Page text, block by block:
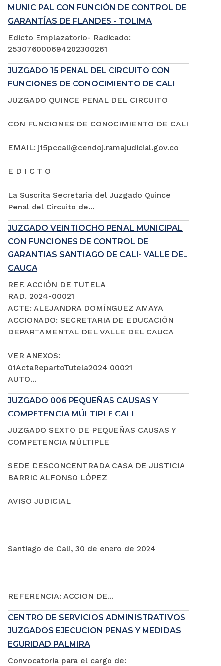
MUNICIPAL CON FUNCIÓN DE CONTROL DE
GARANTÍAS DE FLANDES - TOLIMA
Edicto Emplazatorio- Radicado:
253076000694202300261
JUZGADO 15 PENAL DEL CIRCUITO CON
FUNCIONES DE CONOCIMIENTO DE CALI
JUZGADO QUINCE PENAL DEL CIRCUITO
CON FUNCIONES DE CONOCIMIENTO DE CALI
EMAIL: j15pccali@cendoj.ramajudicial.gov.co
E D I C T O
La Suscrita Secretaria del Juzgado Quince
Penal del Circuito de...
JUZGADO VEINTIOCHO PENAL MUNICIPAL
CON FUNCIONES DE CONTROL DE
GARANTIAS SANTIAGO DE CALI- VALLE DEL
CAUCA
REF. ACCIÓN DE TUTELA
RAD. 2024-00021
ACTE: ALEJANDRA DOMÍNGUEZ AMAYA
ACCIONADO: SECRETARIA DE EDUCACIÓN
DEPARTAMENTAL DEL VALLE DEL CAUCA
VER ANEXOS:
01ActaRepartoTutela2024 00021
AUTO...
JUZGADO 006 PEQUEÑAS CAUSAS Y
COMPETENCIA MÚLTIPLE CALI
JUZGADO SEXTO DE PEQUEÑAS CAUSAS Y
COMPETENCIA MÚLTIPLE
SEDE DESCONCENTRADA CASA DE JUSTICIA
BARRIO ALFONSO LÓPEZ
AVISO JUDICIAL
Santiago de Cali, 30 de enero de 2024
REFERENCIA: ACCION DE...
CENTRO DE SERVICIOS ADMINISTRATIVOS
JUZGADOS EJECUCION PENAS Y MEDIDAS
EGURIDAD PALMIRA
Convocatoria para el cargo de: